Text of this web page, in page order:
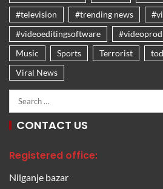
#television
#trending news
#videoeditingsoftware
Music
Sports Terrorist
Viral News
CONTACT US
Registered office:
Nilganje bazar